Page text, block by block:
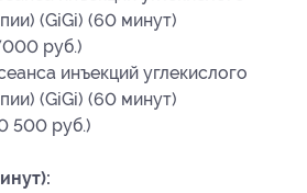
(GiGi) (60 минут)
руб.)
инъекций углекислого
(GiGi) (60 минут)
500 руб.)